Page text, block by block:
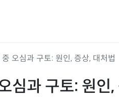
오심과 구토: 원인, 증상, 대처법
심과 구토: 원인,